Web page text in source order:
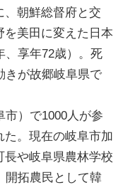
、朝鮮総督府と交
美田に変えた日本
、享年72歳）。死
きが故郷岐阜県で
）で1000人が参
。現在の岐阜市加
や岐阜県農林学校
開拓農民として韓